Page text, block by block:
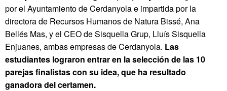
por el Ayuntamiento de Cerdanyola e impartida por la
directora de Recursos Humanos de Natura Bissé, Ana
Bellés Mas, y el CEO de Sisquella Grup, Lluís Sisquella
Enjuanes, ambas empresas de Cerdanyola. Las
estudiantes lograron entrar en la selección de las 10
parejas finalistas con su idea, que ha resultado
ganadora del certamen.